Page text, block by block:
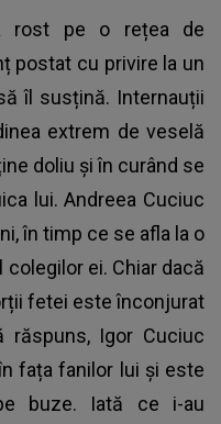
rost pe o rețea de
postat cu privire la un
îl susțină. Internauții
extrem de veselă
doliu și în curând se
lui. Andreea Cuciuc
în timp ce se afla la o
ei. Chiar dacă
fetei este înconjurat
răspuns, Igor Cuciuc
fața fanilor lui și este
buze. Iată ce i-au